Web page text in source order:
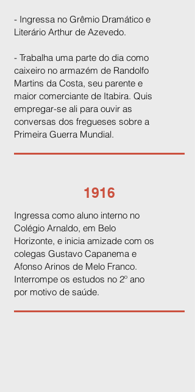
- Ingressa no Grêmio Dramático e
Literário Arthur de Azevedo.
- Trabalha uma parte do dia como
caixeiro no armazém de Randolfo
Martins da Costa, seu parente e
maior comerciante de Itabira. Quis
empregar-se ali para ouvir as
conversas dos fregueses sobre a
Primeira Guerra Mundial.
1916
Ingressa como aluno interno no
Colégio Arnaldo, em Belo
Horizonte, e inicia amizade com os
colegas Gustavo Capanema e
Afonso Arinos de Melo Franco.
Interrompe os estudos no 2º ano
por motivo de saúde.